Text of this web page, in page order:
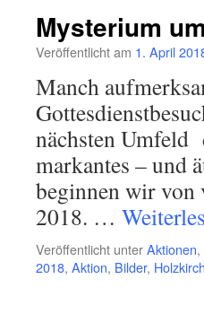
Mysterium
Veröffentlicht am 1. April
Manch
nächsten Umfeld
markantes – und
beginnen wir von
2018. …
Veröffentlicht unterAktionen,
2018, Aktion, Bilder,